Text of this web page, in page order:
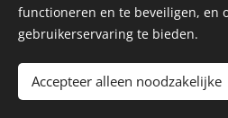
Alle rechten
Mogelijk gemaakt door
functioneren en te beveiligen, en
gebruikerservaring te bieden.
Accepteer alleen noodzakelijke